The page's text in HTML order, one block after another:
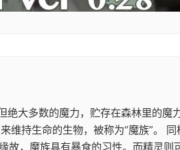
大多数的魔力，贮存在森林里的魔
维持生命的生物，被称为“魔族”。
故，魔族具有暴食的习性。而精灵则